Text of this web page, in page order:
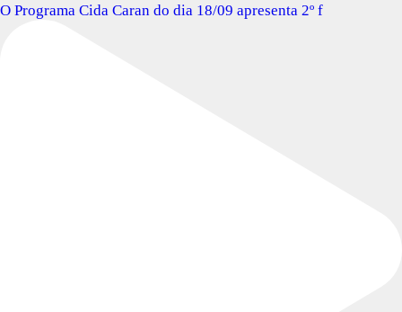
O Programa Cida Caran do dia 18/09 apresenta 2º f